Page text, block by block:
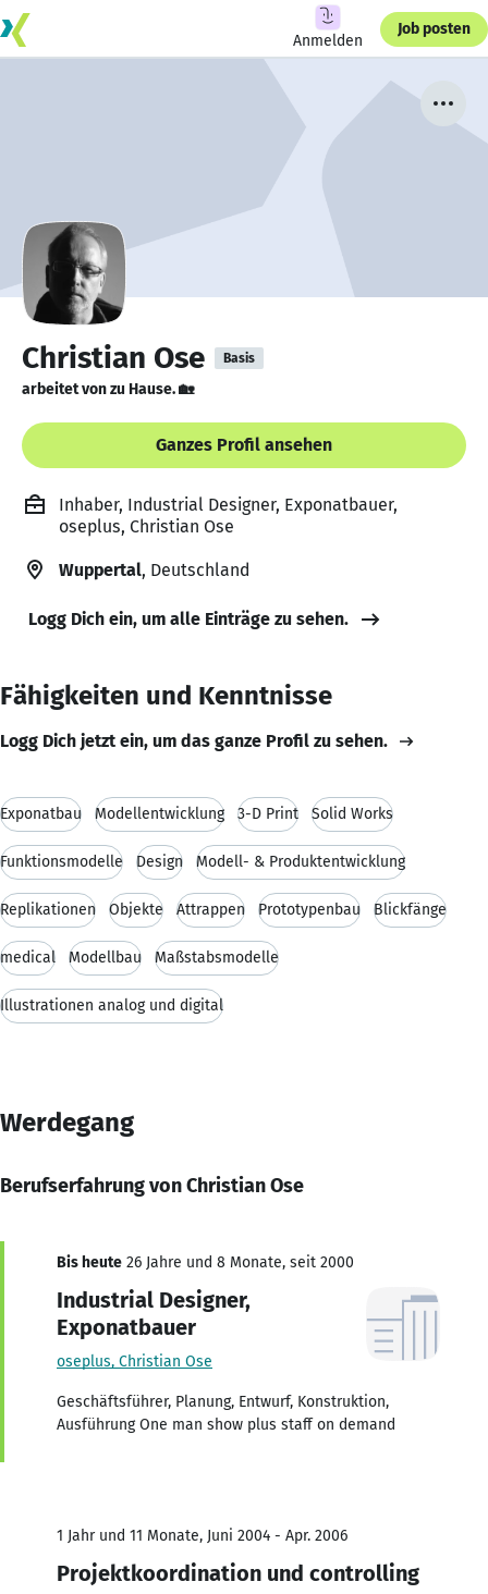
Anmelden
Job posten
Christian Ose Basis
arbeitet von zu Hause. 🏡
Ganzes Profil ansehen
Inhaber, Industrial Designer, Exponatbauer,
oseplus, Christian Ose
Wuppertal, Deutschland
Logg Dich ein, um alle Einträge zu sehen.
Fähigkeiten und Kenntnisse
Logg Dich jetzt ein, um das ganze Profil zu sehen.
Exponatbau Modellentwicklung 3-D Print Solid Works
Funktionsmodelle Design Modell- & Produktentwicklung
Replikationen Objekte Attrappen Prototypenbau Blickfänge
medical Modellbau Maßstabsmodelle
Illustrationen analog und digital
Werdegang
Berufserfahrung von Christian Ose
Bis heute 26 Jahre und 8 Monate, seit 2000
Industrial Designer,
Exponatbauer
oseplus, Christian Ose
Geschäftsführer, Planung, Entwurf, Konstruktion,
Ausführung One man show plus staff on demand
1 Jahr und 11 Monate, Juni 2004 - Apr. 2006
Projektkoordination und controlling